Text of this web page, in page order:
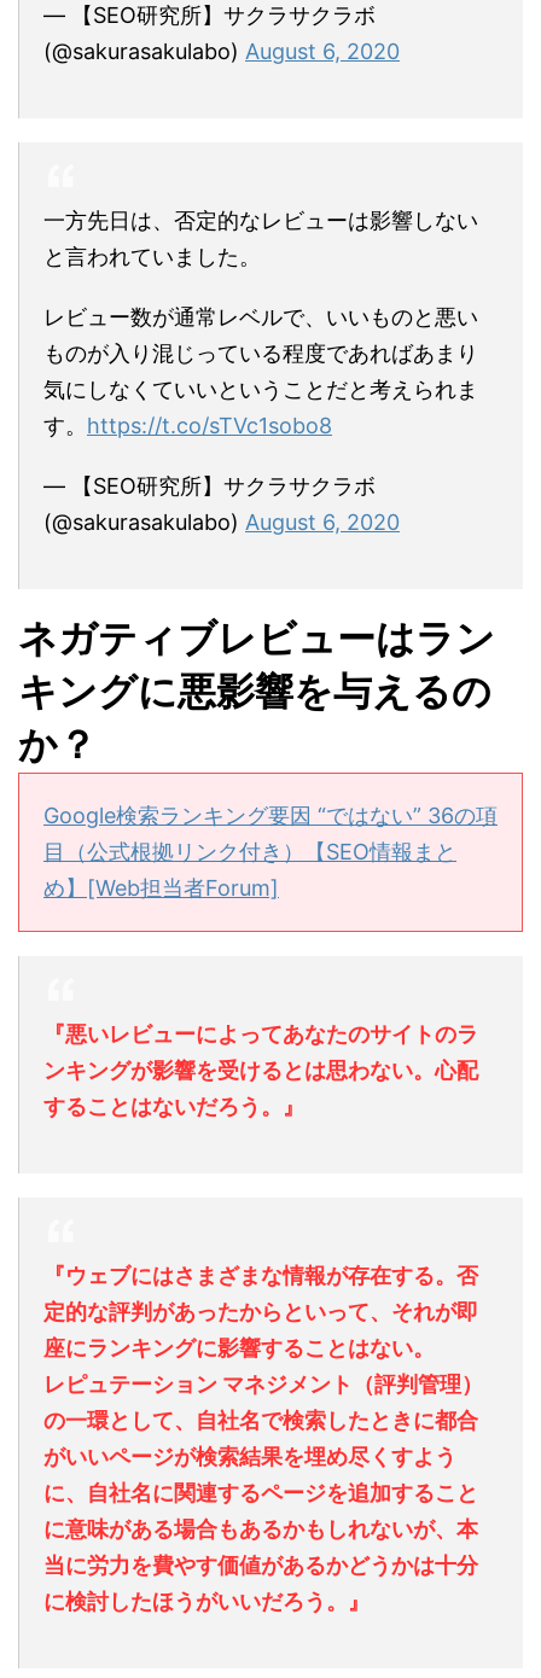
— 【SEO研究所】サクラサクラボ
(@sakurasakulabo) August 6, 2020
一方先日は、否定的なレビューは影響しない
と言われていました。
レビュー数が通常レベルで、いいものと悪い
ものが入り混じっている程度であればあまり
気にしなくていいということだと考えられま
す。 https://t.co/sTVc1sobo8
— 【SEO研究所】サクラサクラボ
(@sakurasakulabo) August 6, 2020
ネガティブレビューはラン
キングに悪影響を与えるの
か？
Google検索ランキング要因 “ではない” 36の項
目（公式根拠リンク付き）【SEO情報まと
め】[Web担当者Forum]
『悪いレビューによってあなたのサイトのラ
ンキングが影響を受けるとは思わない。心配
することはないだろう。』
『ウェブにはさまざまな情報が存在する。否
定的な評判があったからといって、それが即
座にランキングに影響することはない。
レピュテーション マネジメント（評判管理）
の一環として、自社名で検索したときに都合
がいいページが検索結果を埋め尽くすよう
に、自社名に関連するページを追加すること
に意味がある場合もあるかもしれないが、本
当に労力を費やす価値があるかどうかは十分
に検討したほうがいいだろう。』